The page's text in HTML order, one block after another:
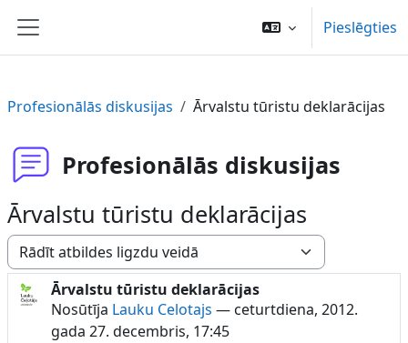
Sānu panelis
Pieslēgties
Profesionālās diskusijas Ārvalstu tūristu deklarācijas
Profesionālās diskusijas
Ārvalstu tūristu deklarācijas
Rādīšanas režīms
Ārvalstu tūristu deklarācijas
Nosūtīja Lauku Celotajs — ceturtdiena, 2012.
gada 27. decembris, 17:45
Atbilžu skaits: 1